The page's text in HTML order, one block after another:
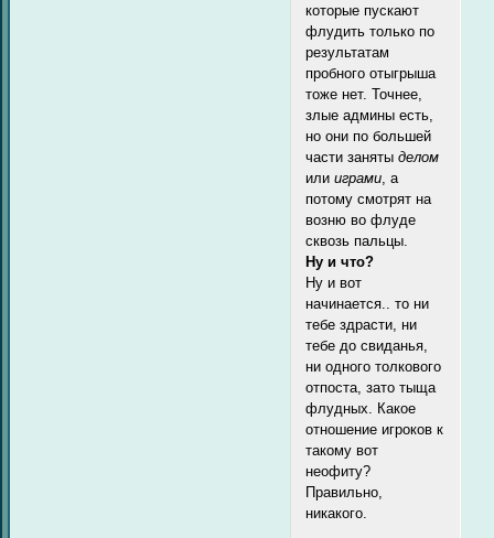
которые пускают
флудить только по
результатам
пробного отыгрыша
тоже нет. Точнее,
злые админы есть,
но они по большей
части заняты делом
или играми, а
потому смотрят на
возню во флуде
сквозь пальцы.
Ну и что?
Ну и вот
начинается.. то ни
тебе здрасти, ни
тебе до свиданья,
ни одного толкового
отпоста, зато тыща
флудных. Какое
отношение игроков к
такому вот
неофиту?
Правильно,
никакого.